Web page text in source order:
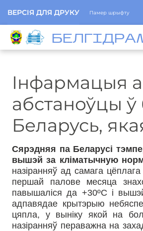
ВЕРСІЯ ДЛЯ ДРУКУ Памер шрыфту
Інфармацыя
абстаноўцы ў
Беларусь,
Сярэдняя па Беларусі
вышэй за кліматычную
назіранняў ад самага
першай палове месяца
павышаліся да +30ºС і
адпавядае крытэрыю
цяпла, у выніку якой на
назіранняў пераважна на